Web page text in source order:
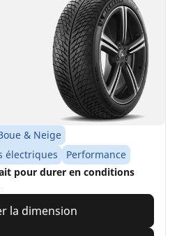
& Neige
électriques
Performance
pour durer en conditions
la dimension